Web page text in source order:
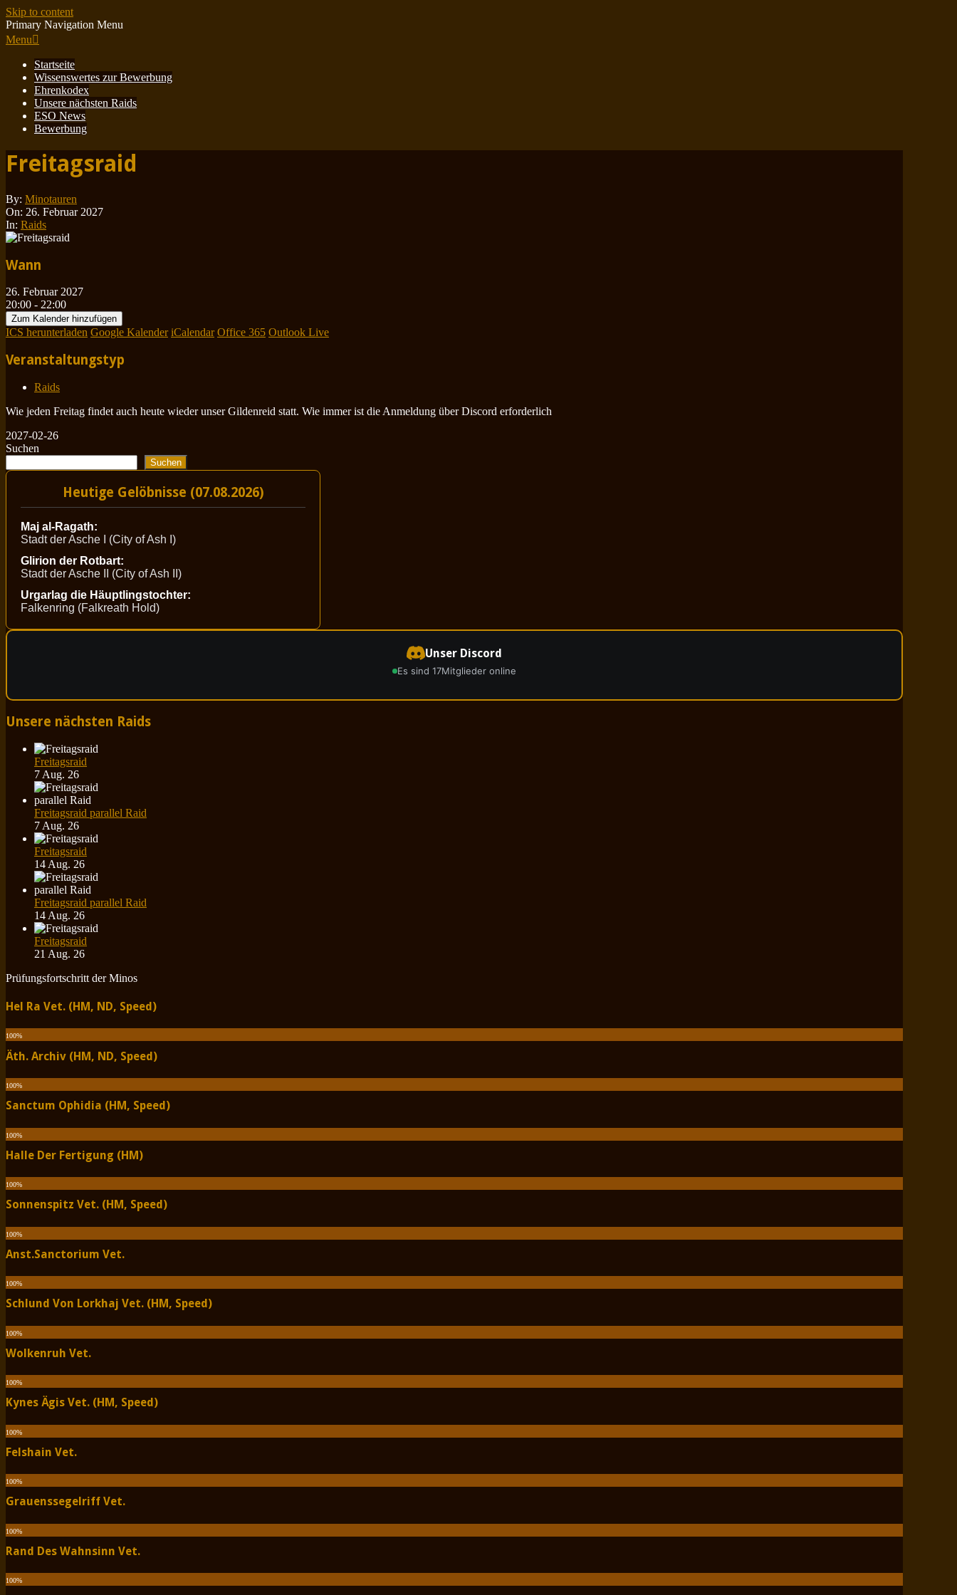
Skip to content
Primary Navigation Menu
Menu
Startseite
Wissenswertes zur Bewerbung
Ehrenkodex
Unsere nächsten Raids
ESO News
Bewerbung
Freitagsraid
By: Minotauren
On: 26. Februar 2027
In: Raids
Wann
26. Februar 2027
20:00 - 22:00
Zum Kalender hinzufügen
ICS herunterladen Google Kalender iCalendar Office 365 Outlook Live
Veranstaltungstyp
Raids
Wie jeden Freitag findet auch heute wieder unser Gildenreid statt. Wie immer ist die Anmeldung über Discord erforderlich
2027-02-26
Suchen
Suchen
Heutige Gelöbnisse (07.08.2026)
Maj al-Ragath:
Stadt der Asche I (City of Ash I)
Glirion der Rotbart:
Stadt der Asche II (City of Ash II)
Urgarlag die Häuptlingstochter:
Falkenring (Falkreath Hold)
Unser Discord
Es sind 17Mitglieder online
Unsere nächsten Raids
Freitagsraid
7 Aug. 26
Freitagsraid parallel Raid
7 Aug. 26
Freitagsraid
14 Aug. 26
Freitagsraid parallel Raid
14 Aug. 26
Freitagsraid
21 Aug. 26
Prüfungsfortschritt der Minos
Hel Ra Vet. (HM, ND, Speed)
100%
Äth. Archiv (HM, ND, Speed)
100%
Sanctum Ophidia (HM, Speed)
100%
Halle Der Fertigung (HM)
100%
Sonnenspitz Vet. (HM, Speed)
100%
Anst.Sanctorium Vet.
100%
Schlund Von Lorkhaj Vet. (HM, Speed)
100%
Wolkenruh Vet.
100%
Kynes Ägis Vet. (HM, Speed)
100%
Felshain Vet.
100%
Grauenssegelriff Vet.
100%
Rand Des Wahnsinn Vet.
100%